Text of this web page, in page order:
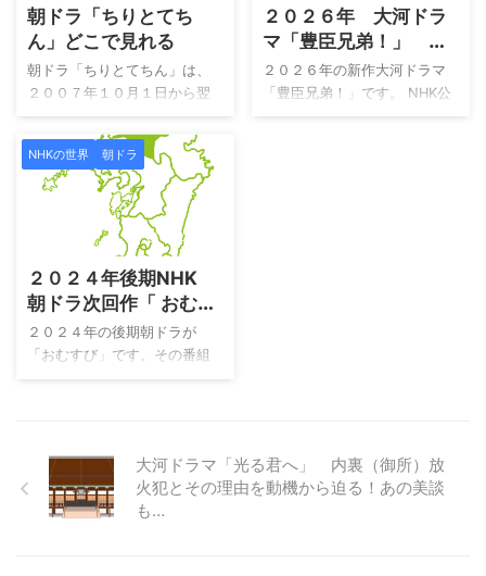
には少し違和感を感じました
が、確かに１０月１日では最
ますので、止むを得ないとこ
ろです。 舞台は、九州博多の
代は平成。主演は橋本環奈さ
んで、当時の流行「ギャル」
を話題を織り交ぜた青春ドラ
マ？ 朝ドラ「おむすび」につ
いて知りたい！ ...
描いている京都ドラマを見て
みたい 見逃したので、もう一
が描く「日本文化」を見てみ
たい 「光る君へ」を配信で見
朝ドラ「ちりとてち
ん」どこで見れる
朝ドラ「ちりとてちん」は、
２００７年１０月１日から翌
３月２９日まで放送された第
７７作品目の朝ドラです。
「ちりとてちん」は、落語を
テーマにした朝ドラで、心配
性で自信がないヒロイン・喜
代美が、上方落語と出会い、
成長していく姿を描いた作品
です。物語は、福井県小浜市
に住む少女・喜代美が、落語
ところから始まります。控え
めな性格で、いつも人気者の
語家を目指す決意をします。
このドラマは、笑いと涙が詰
まった人情物語 ...
２０２６年 大河ドラ
マ「豊臣兄弟！」 キ
ャスト
２０２６年の新作大河ドラマ
「豊臣兄弟！」です。 NHK公
式HPを参考にすると「大河ド
タイトルに付いた「！」、単
に強調したかったものとは思
NHKの世界 朝ドラ
2024/9/26
２０２４年後期NHK
朝ドラ次回作「 おむす
び」の紹介番組「もう
すぐ！おむすび」どこ
で見れる
２０２４年の後期朝ドラが
「おむすび」です。その番組
を紹介する番組です。 雑な説
は、内容を理解するのに便利
です。 今回は、次回朝ドラ
「おむすび」を紹介している
大河ドラマ「光る君へ」 内裏（御所）放
火犯とその理由を動機から迫る！あの美談
も…